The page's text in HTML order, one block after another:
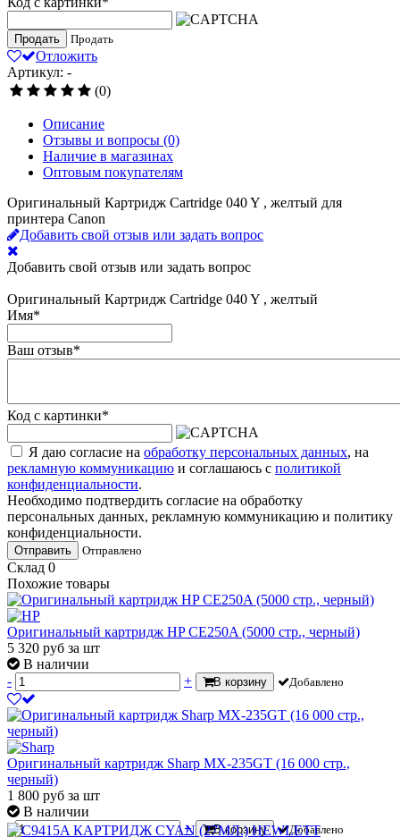
Продать Продать
Отложить
Артикул: -
(0)
Описание
Отзывы и вопросы (0)
Наличие в магазинах
Оптовым покупателям
Оригинальный Картридж Cartridge 040 Y , желтый для
принтера Canon
Добавить свой отзыв или задать вопрос
Добавить свой отзыв или задать вопрос
Оригинальный Картридж Cartridge 040 Y , желтый
Имя*
Ваш отзыв*
Код с картинки*
Я даю согласие на обработку персональных данных, на
рекламную коммуникацию и соглашаюсь с политикой
конфиденциальности.
Необходимо подтвердить согласие на обработку
персональных данных, рекламную коммуникацию и политику
конфиденциальности.
Отправить Отправлено
Склад 0
Похожие товары
Оригинальный картридж HP CE250A (5000 стр., черный)
5 320 руб за шт
В наличии
-
+ В корзину Добавлено
Оригинальный картридж Sharp MX-235GT (16 000 стр.,
черный)
1 800 руб за шт
В наличии
-
+ В корзину Добавлено